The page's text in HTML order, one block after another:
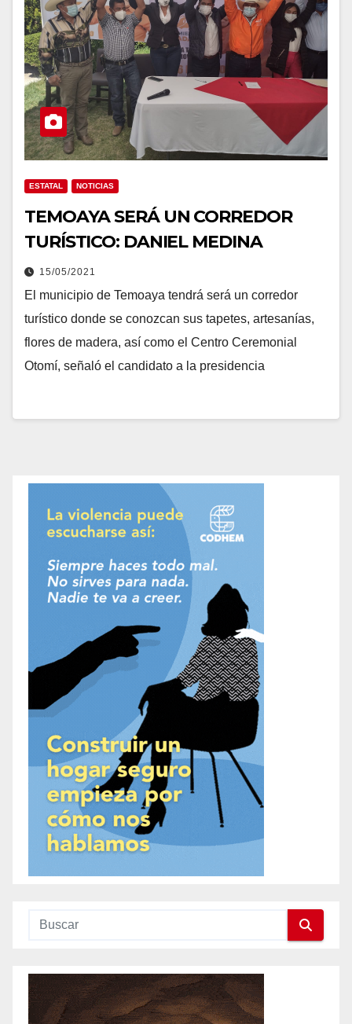
ESTATAL NOTICIAS
TEMOAYA SERÁ UN CORREDOR
TURÍSTICO: DANIEL MEDINA
15/05/2021
El municipio de Temoaya tendrá será un corredor
turístico donde se conozcan sus tapetes, artesanías,
flores de madera, así como el Centro Ceremonial
Otomí, señaló el candidato a la presidencia